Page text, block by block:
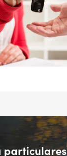
particulares